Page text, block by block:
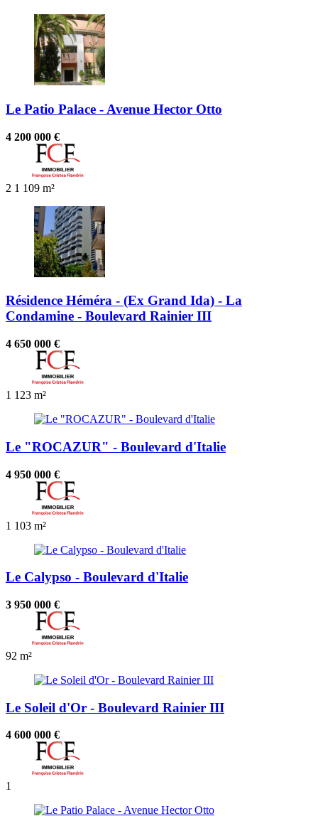
Le Patio Palace - Avenue Hector Otto
4 200 000 €
2 1 109 m²
Résidence Héméra - (Ex Grand Ida) - La
Condamine - Boulevard Rainier III
4 650 000 €
1 123 m²
Le "ROCAZUR" - Boulevard d'Italie
4 950 000 €
1 103 m²
Le Calypso - Boulevard d'Italie
3 950 000 €
92 m²
Le Soleil d'Or - Boulevard Rainier III
4 600 000 €
1